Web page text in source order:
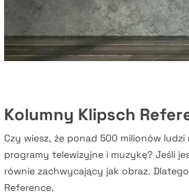
Kolumny Klipsch
Czy wiesz, że ponad 500 milionów
programy telewizyjne i muzykę? Jeśli
równie zachwycający jak obraz.
Reference.